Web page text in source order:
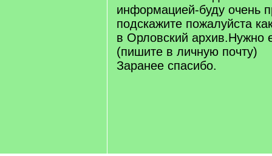
информацией-буду очень
подскажите пожалуйста
в Орловский архив.Нужно
(пишите в личную почту)
Заранее спасибо.